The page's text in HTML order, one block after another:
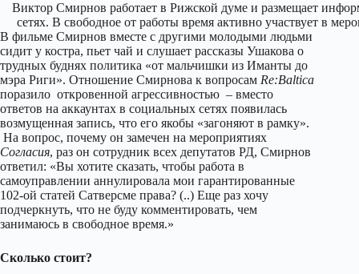
Виктор Смирнов работает в Рижской думе и размещает
сетях. В свободное от работы время активно участвует в
В фильме Смирнов вместе с другими молодыми людьми
сидит у костра, пьет чай и слушает рассказы Ушакова о
трудных буднях политика «от мальчишки из Иманты до
мэра Риги». Отношение Смирнова к вопросам Re:Baltica
поразило откровенной агрессивностью – вместо
ответов на аккаунтах в социальных сетях появилась
возмущенная запись, что его якобы «загоняют в рамку».
На вопрос, почему он замечен на мероприятиях
Согласия, раз он сотрудник всех депутатов РД, Смирнов
ответил: «Вы хотите сказать, чтобы работа в
самоуправлении аннулировала мои гарантированные
102-ой статей Сатверсме права? (..) Еще раз хочу
подчеркнуть, что не буду комментировать, чем
занимаюсь в свободное время.»
Сколько стоит?